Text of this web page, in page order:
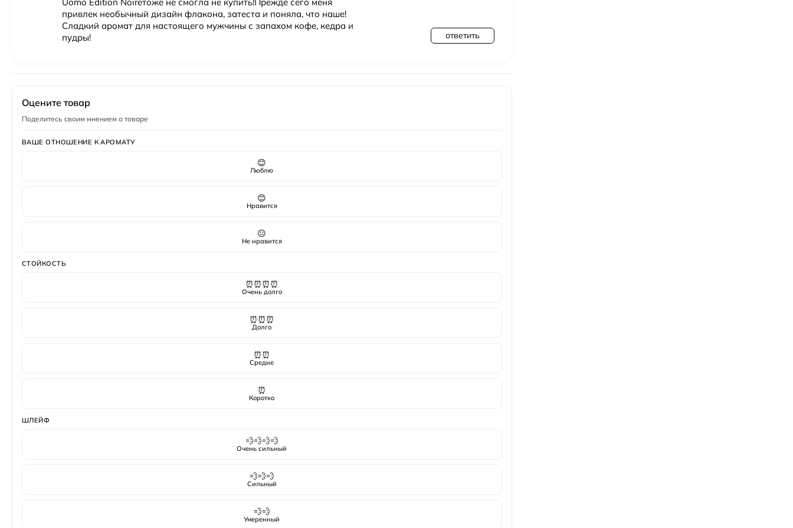
привлек необычный дизайн флакона, затеста и поняла, что наше!
Сладкий аромат для настоящего мужчины с запахом кофе, кедра и
пудры!
ответить
Оцените товар
Поделитесь своим мнением о товаре
ВАШЕ ОТНОШЕНИЕ К АРОМАТУ
😊
Люблю
😊
Нравится
😐
Не нравится
СТОЙКОСТЬ
⏰⏰⏰⏰
Очень долго
⏰⏰⏰
Долго
⏰⏰
Средне
⏰
Коротко
ШЛЕЙФ
💨💨💨💨
Очень сильный
💨💨💨
Сильный
💨💨
Умеренный